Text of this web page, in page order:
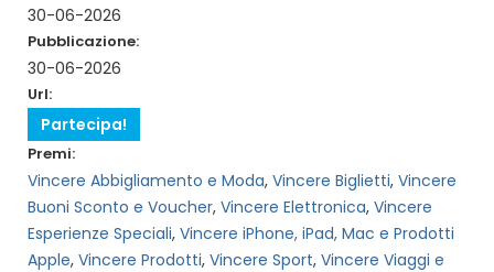
30-06-2026
Pubblicazione:
30-06-2026
Url:
Partecipa!
Premi:
Vincere Abbigliamento e Moda, Vincere Biglietti, Vincere
Buoni Sconto e Voucher, Vincere Elettronica, Vincere
Esperienze Speciali, Vincere iPhone, iPad, Mac e Prodotti
Apple, Vincere Prodotti, Vincere Sport, Vincere Viaggi e